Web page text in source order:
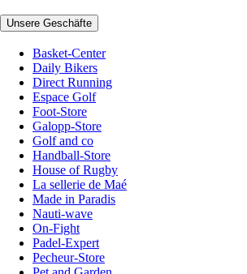
Unsere Geschäfte
Basket-Center
Daily Bikers
Direct Running
Espace Golf
Foot-Store
Galopp-Store
Golf and co
Handball-Store
House of Rugby
La sellerie de Maé
Made in Paradis
Nauti-wave
On-Fight
Padel-Expert
Pecheur-Store